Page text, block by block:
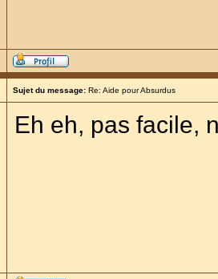
Sujet du message: Re: Aide pour Absurdus
Eh eh, pas facile,